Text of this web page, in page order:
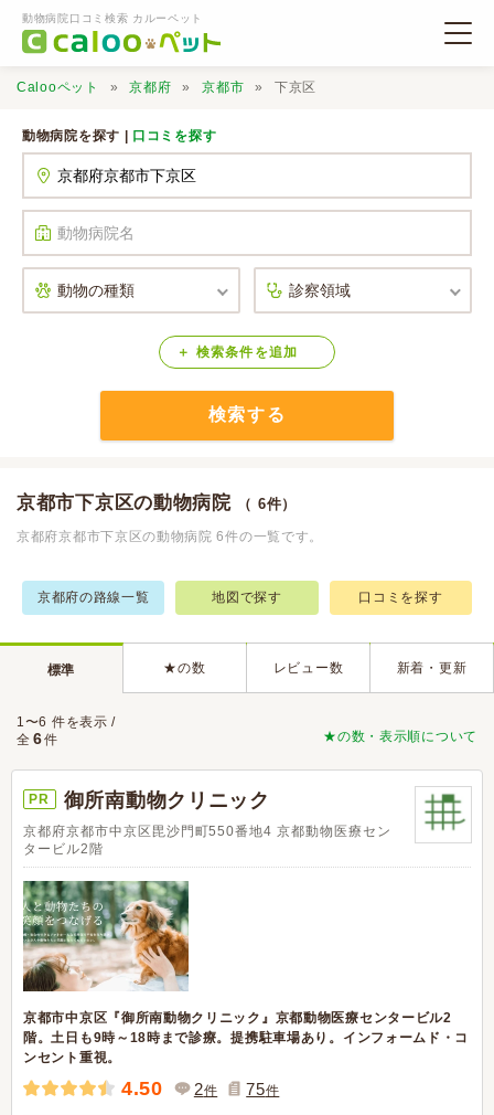
動物病院口コミ検索 カルーペット
口コミ検索
Calooペットとは？
Calooペット 京都府 京都市 下京区
動物病院を探す | 口コミを探す
検索条件 を追加
検索する
京都市下京区の動物病院 （ 6件）
京都府京都市下京区の動物病院 6件の一覧です。
京都府の路線一覧 地図で探す 口コミを探す
標準 ★の数 レビュー数 新着・更新
★の数・表示順について
1〜6 件を表示 /
全 6件
PR 御所南動物クリニック
京都府京都市中京区毘沙門町550番地4 京都動物医療セン
タービル2階
京都市中京区『御所南動物クリニック』京都動物医療センタービル2
階。土日も9時～18時まで診療。提携駐車場あり。インフォームド・コ
ンセント重視。
4.50 2件 75件